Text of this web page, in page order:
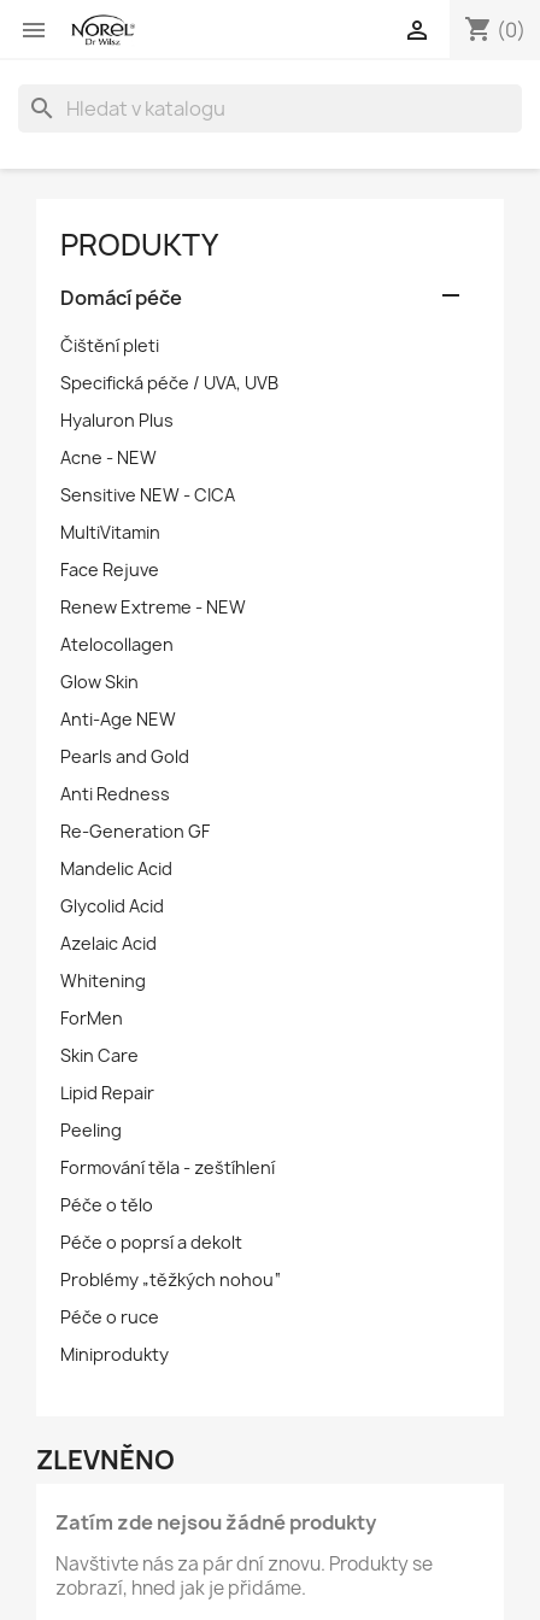
 shopping_cart (0)

search
PRODUKTY
Domácí péče 
Čištění pleti
Specifická péče / UVA, UVB
Hyaluron Plus
Acne - NEW
Sensitive NEW - CICA
MultiVitamin
Face Rejuve
Renew Extreme - NEW
Atelocollagen
Glow Skin
Anti-Age NEW
Pearls and Gold
Anti Redness
Re-Generation GF
Mandelic Acid
Glycolid Acid
Azelaic Acid
Whitening
ForMen
Skin Care
Lipid Repair
Peeling
Formování těla - zeštíhlení
Péče o tělo
Péče o poprsí a dekolt
Problémy „těžkých nohou“
Péče o ruce
Miniprodukty
ZLEVNĚNO
Zatím zde nejsou žádné produkty
Navštivte nás za pár dní znovu. Produkty se
zobrazí, hned jak je přidáme.